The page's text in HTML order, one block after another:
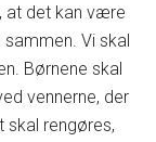
at det kan være
Vi skal
Børnene skal
vennerne, der
skal rengøres,